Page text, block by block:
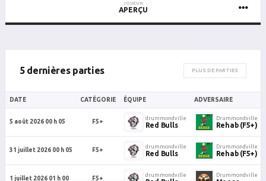
JOUEUR
APERÇU
5 dernières parties PLUS DE PARTIES
DATE CATÉGORIE ÉQUIPE ADVERSAIRE
5 août 2026 00 h 05 F5+
drummondville
Red Bulls
Drummondville
Rehab (F5+)
31 juillet 2026 00 h 05 F5+
drummondville
Red Bulls
Drummondville
Rehab (F5+)
1 juillet 2026 01 h 00 F5+
drummondville Drummondville